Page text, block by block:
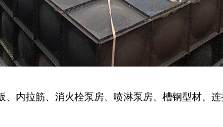
内拉筋、消火栓泵房、喷淋泵房、槽钢型材、